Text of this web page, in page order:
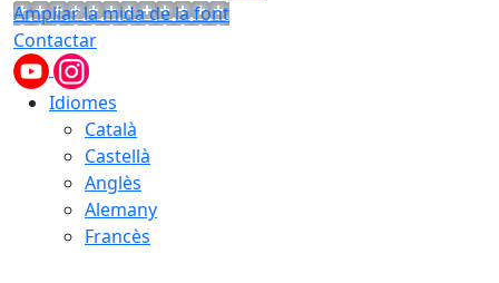
Ampliar la mida de la font
Contactar
Idiomes
Català
Castellà
Anglès
Alemany
Francès